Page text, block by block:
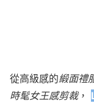
從高級感的緞面禮
時髦女王感剪裁，